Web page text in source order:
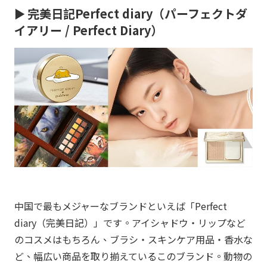
► 完美日記Perfect diary（パーフェクトダ
イアリー / Perfect Diary）
中国で最もメジャーなブランドといえば「Perfect
diary（完美日記）」です。アイシャドウ・リップなど
のコスメはもちろん、ブラシ・スキンケア用品・香水な
ど、幅広い商品を取り揃えているこのブランド。動物の